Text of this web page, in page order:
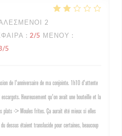
2
: 2/5 ΜΕΝΟΎ :
/5
de l'anniversaire de ma conjointe. 1h10 d'attente
Heureusement qu'on avait une bouteille et la
plats -> Moules frites. Ça aurait été mieux si elles
dessus étaient translucide pour certaines, beaucoup